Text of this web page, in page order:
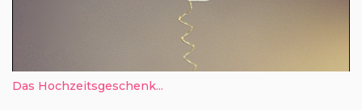
Das Hochzeitsgeschenk...